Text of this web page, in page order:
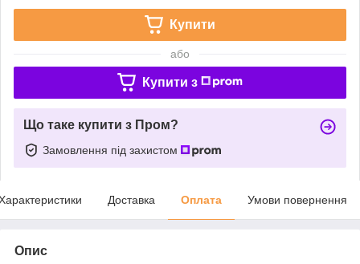
Купити
або
Купити з
Що таке купити з Пром?
Замовлення під захистом
Доставка Оплата Умови повернення
Опис